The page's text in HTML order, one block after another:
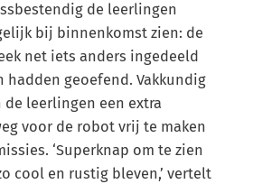
de leerlingen
bij binnenkomst zien: de
net iets anders ingedeeld
hadden geoefend. Vakkundig
de leerlingen een extra
voor de robot vrij te maken
‘Superknap om te zien
cool en rustig bleven,’ vertelt